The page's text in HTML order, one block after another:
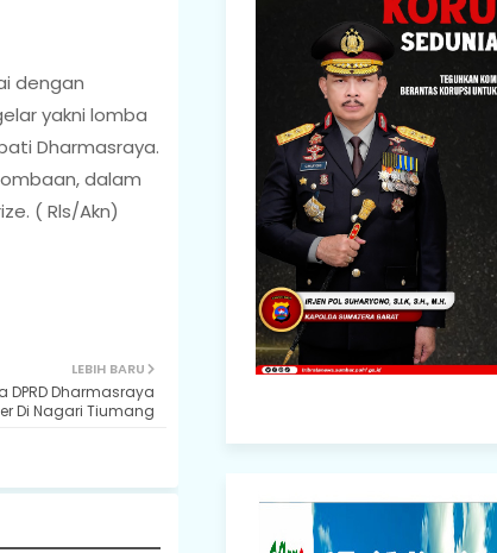
dengan
yakni lomba
Dharmasraya.
dalam
( Rls/Akn)
LEBIH BARU
DPRD Dharmasraya
Di Nagari Tiumang